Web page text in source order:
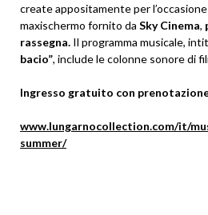
create appositamente per
maxischermo fornito da Sky Cinema,
rassegna. Il programma musicale,
bacio”, include le colonne sonore di
Ingresso gratuito con
www.lungarnocollection.com/it/
summer/